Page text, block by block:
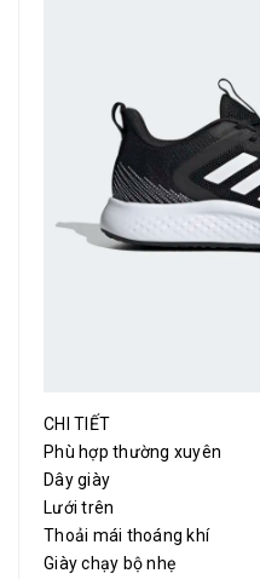
CHI TIẾT
Phù hợp thường xuyên
Dây giày
Lưới trên
Thoải mái thoáng khí
Giày chạy bộ nhẹ